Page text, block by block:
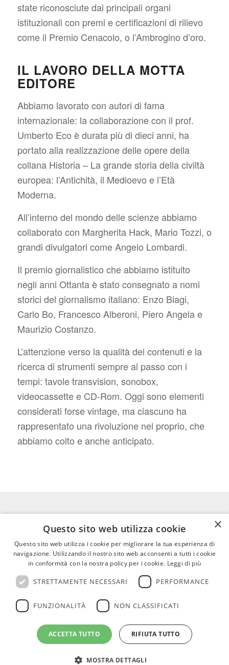
state riconosciute dai principali organi
istituzionali con premi e certificazioni di rilievo
come il Premio Cenacolo, o l’Ambrogino d’oro.
IL LAVORO DELLA MOTTA
EDITORE
Abbiamo lavorato con autori di fama
internazionale: la collaborazione con il prof.
Umberto Eco è durata più di dieci anni, ha
portato alla realizzazione delle opere della
collana Historia – La grande storia della civiltà
europea: l’Antichità, il Medioevo e l’Età
Moderna.
All’interno del mondo delle scienze abbiamo
collaborato con Margherita Hack, Mario Tozzi, o
grandi divulgatori come Angelo Lombardi.
Il premio giornalistico che abbiamo istituito
negli anni Ottanta è stato consegnato a nomi
storici del giornalismo italiano: Enzo Biagi,
Carlo Bo, Francesco Alberoni, Piero Angela e
Maurizio Costanzo.
L’attenzione verso la qualità dei contenuti e la
ricerca di strumenti sempre al passo con i
tempi: tavole transvision, sonobox,
videocassette e CD-Rom. Oggi sono elementi
considerati forse vintage, ma ciascuno ha
rappresentato una rivoluzione nel proprio, che
abbiamo colto e anche anticipato.
FEDERICO MOTTA EDITORE
02 300761– info@mottaeditore.it–
08233380966 – Cap.Soc. € 1.000.000 I.V. –
REA MI 2011580
×
Questo sito web utilizza cookie
Questo sito web utilizza i cookie per migliorare la tua esperienza di
navigazione. Utilizzando il nostro sito web acconsenti a tutti i cookie
in conformità con la nostra policy per i cookie. Leggi di più
STRETTAMENTE NECESSARI PERFORMANCE
FUNZIONALITÀ NON CLASSIFICATI
ACCETTA TUTTO RIFIUTA TUTTO
MOSTRA DETTAGLI